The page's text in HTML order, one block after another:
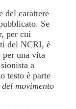
del carattere
Se
per cui
del NCRI, è
per una vita
a
testo è parte
movimento